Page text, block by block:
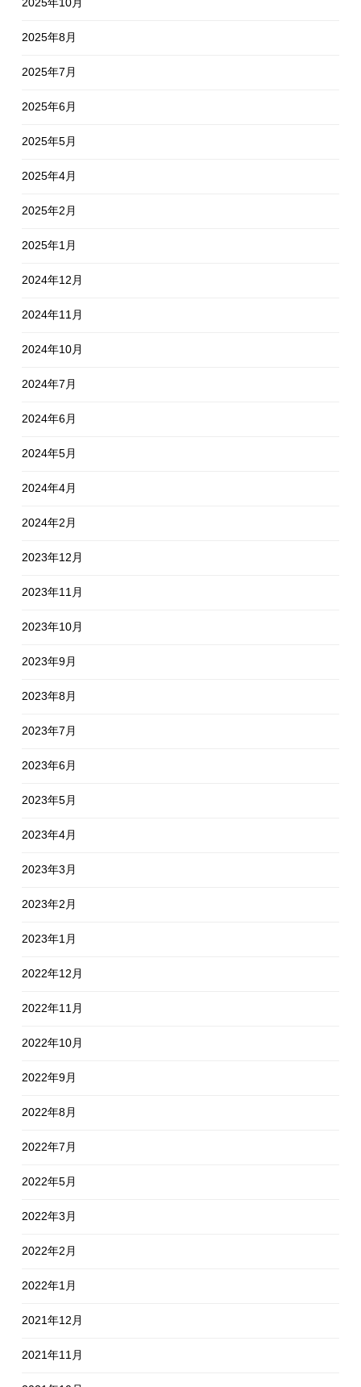
2025年8月
2025年7月
2025年6月
2025年5月
2025年4月
2025年2月
2025年1月
2024年12月
2024年11月
2024年10月
2024年7月
2024年6月
2024年5月
2024年4月
2024年2月
2023年12月
2023年11月
2023年10月
2023年9月
2023年8月
2023年7月
2023年6月
2023年5月
2023年4月
2023年3月
2023年2月
2023年1月
2022年12月
2022年11月
2022年10月
2022年9月
2022年8月
2022年7月
2022年5月
2022年3月
2022年2月
2022年1月
2021年12月
2021年11月